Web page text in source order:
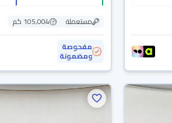
مستعملة
105,004 كم
مفحوصة
ومضمونة